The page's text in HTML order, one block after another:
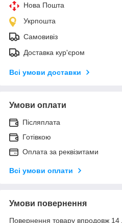
Нова Пошта
Укрпошта
Самовивіз
Доставка кур'єром
Всі умови доставки
Умови оплати
Післяплата
Готівкою
Оплата за реквізитами
Всі умови оплати
Умови повернення
Повернення товару впродовж 14